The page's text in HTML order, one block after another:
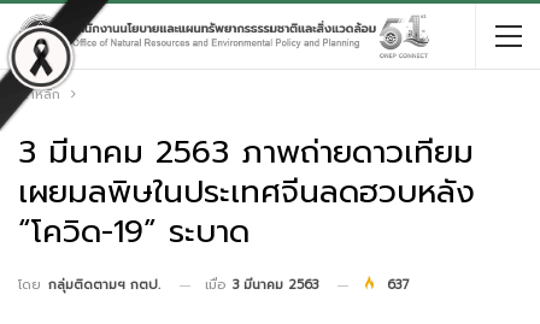
หน้าหลัก
3 มีนาคม 2563 ภาพถ่ายดาวเทียม
เผยมลพิษในประเทศจีนลดฮวบหลัง
“โควิด-19” ระบาด
โดย กลุ่มติดตามฯ กตป. เมื่อ 3 มีนาคม 2563 637